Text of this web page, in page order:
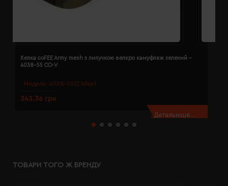
Модель: 4038-55(Cofee)
Кепка coFEE Army mesh з липучкою велкро камуфляж зелений -
4038-55 CO-V
343.36 грн
Детальніше...
ТОВАРИ ТОГО Ж БРЕНДУ